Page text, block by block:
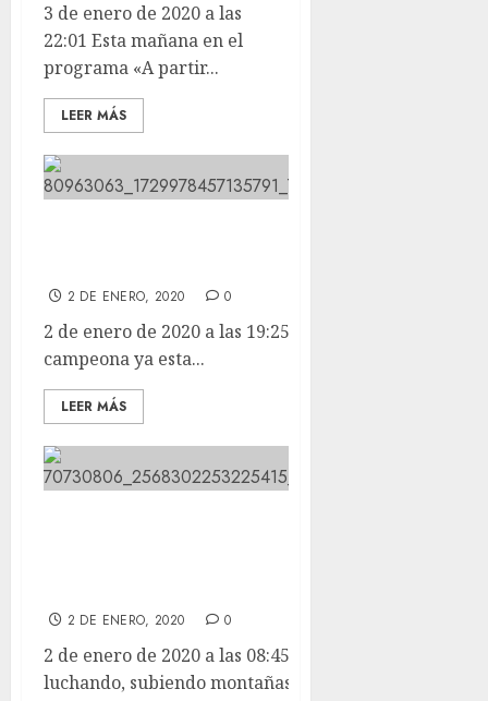
3 de enero de 2020 a las
22:01 Esta mañana en el
programa «A partir...
LEER MÁS
2 DE ENERO, 2020 0
2 de enero de 2020 a las 19:25 LORENA, la mini
campeona ya esta...
LEER MÁS
2 DE ENERO, 2020 0
2 de enero de 2020 a las 08:45 Seguimos, caminando,
luchando, subiendo montañas, recorriendo...